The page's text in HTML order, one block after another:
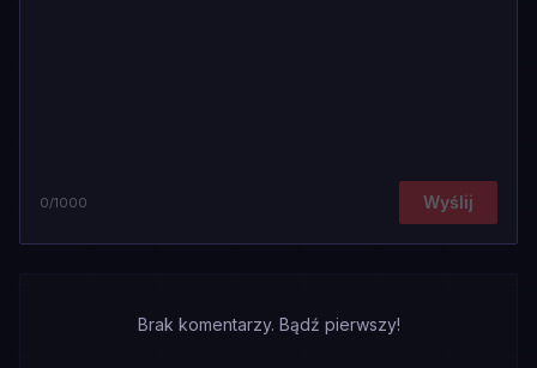
0/1000 Wyślij
Brak komentarzy. Bądź pierwszy!